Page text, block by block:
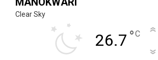
Clear Sky
26.7 °C